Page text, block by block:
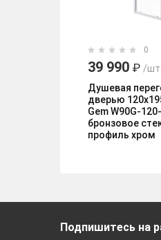
0
39 990 ₽ /шт.
Душевая
дверью
Gem W90G-
бронзовое
профиль хром
Подпишитесь на